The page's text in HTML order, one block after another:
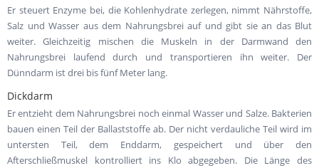
Er steuert Enzyme bei, die Kohlenhydrate zerlegen, nimmt Nährstoffe,
Salz und Wasser aus dem Nahrungsbrei auf und gibt sie an das Blut
weiter. Gleichzeitig mischen die Muskeln in der Darmwand den
Nahrungsbrei laufend durch und transportieren ihn weiter. Der
Dünndarm ist drei bis fünf Meter lang.
Dickdarm
Er entzieht dem Nahrungsbrei noch einmal Wasser und Salze. Bakterien
bauen einen Teil der Ballaststoffe ab. Der nicht verdauliche Teil wird im
untersten Teil, dem Enddarm, gespeichert und über den
Afterschließmuskel kontrolliert ins Klo abgegeben. Die Länge des